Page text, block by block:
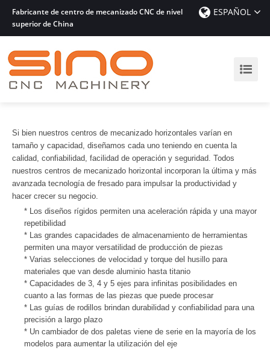
Fabricante de centro de mecanizado CNC de nivel
superior de China
ESPAÑOL
Si bien nuestros centros de mecanizado horizontales varían en
tamaño y capacidad, diseñamos cada uno teniendo en cuenta la
calidad, confiabilidad, facilidad de operación y seguridad. Todos
nuestros centros de mecanizado horizontal incorporan la última y más
avanzada tecnología de fresado para impulsar la productividad y
hacer crecer su negocio.
* Los diseños rígidos permiten una aceleración rápida y una mayor
repetibilidad
* Las grandes capacidades de almacenamiento de herramientas
permiten una mayor versatilidad de producción de piezas
* Varias selecciones de velocidad y torque del husillo para
materiales que van desde aluminio hasta titanio
* Capacidades de 3, 4 y 5 ejes para infinitas posibilidades en
cuanto a las formas de las piezas que puede procesar
* Las guías de rodillos brindan durabilidad y confiabilidad para una
precisión a largo plazo
* Un cambiador de dos paletas viene de serie en la mayoría de los
modelos para aumentar la utilización del eje